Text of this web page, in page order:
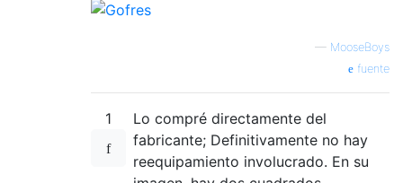
— MooseBoys
fuente
1
Lo compré directamente del
fabricante; Definitivamente no hay
reequipamiento involucrado. En su